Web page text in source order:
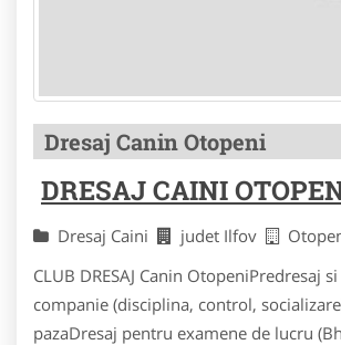
Dresaj Canin Otopeni
DRESAJ CAINI
Dresaj Caini judet Ilfov
CLUB DRESAJ Canin OtopeniPredresaj
companie (disciplina, control,
pazaDresaj pentru examene de lucru